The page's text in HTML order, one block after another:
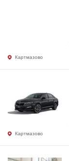
Картмазово
Картмазово